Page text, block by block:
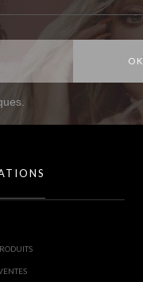
OK